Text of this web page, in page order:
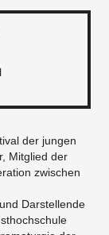
der jungen
Mitglied der
zwischen
Darstellende